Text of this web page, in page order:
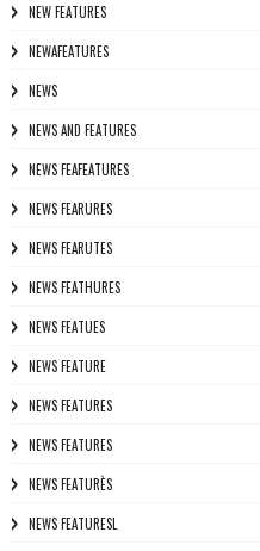
NEW FEATURES
NEWAFEATURES
NEWS
NEWS AND FEATURES
NEWS FEAFEATURES
NEWS FEARURES
NEWS FEARUTES
NEWS FEATHURES
NEWS FEATUES
NEWS FEATURE
NEWS FEATURES
NEWS FEATURES
NEWS FEATURÈS
NEWS FEATURESL